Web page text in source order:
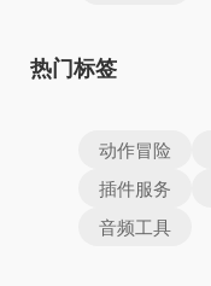
热门标签
动作冒险
插件服务
音频工具